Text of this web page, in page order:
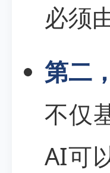
必须
第二
不仅
AI可